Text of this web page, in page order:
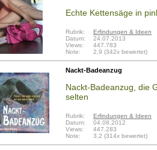
Echte Kettensäge in
Rubrik:
Erfindungen & Ideen
Datum:
24.07.2013
Views:
447.783
Note:
2,9 (342x bewertet)
Nackt-Badeanzug
Nackt-Badeanzug, die
selten
Rubrik:
Erfindungen & Ideen
Datum:
04.08.2012
Views:
447.283
Note:
3,2 (314x bewertet)